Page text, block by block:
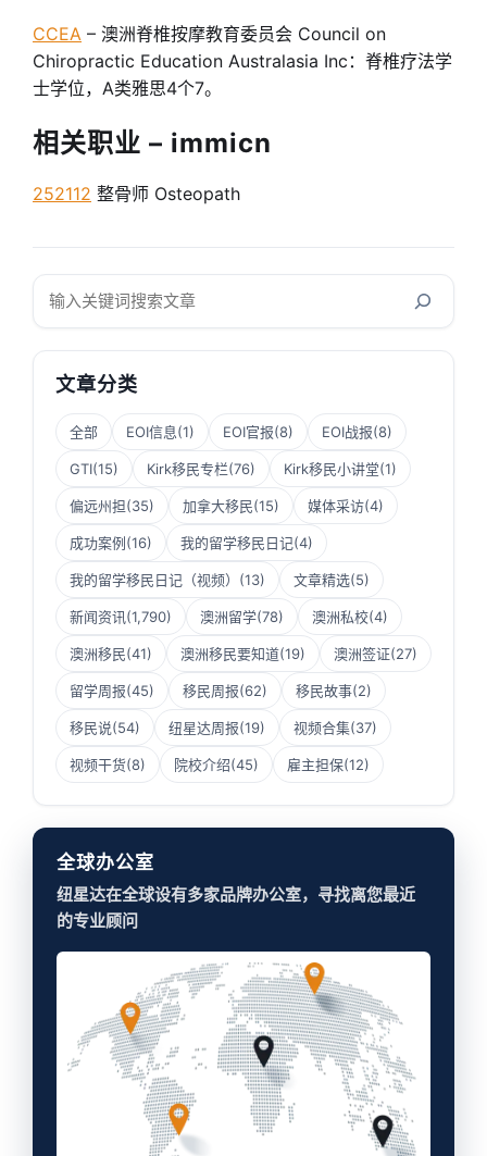
CCEA – 澳洲脊椎按摩教育委员会 Council on
Chiropractic Education Australasia Inc：脊椎疗法学
士学位，A类雅思4个7。
相关职业 – immicn
252112 整骨师 Osteopath
搜
文章分类
全部 EOI信息(1) EOI官报(8) EOI战报(8)
GTI(15) Kirk移民专栏(76) Kirk移民小讲堂(1)
偏远州担(35) 加拿大移民(15) 媒体采访(4)
成功案例(16) 我的留学移民日记(4)
我的留学移民日记（视频） (13) 文章精选(5)
新闻资讯(1,790) 澳洲留学(78) 澳洲私校(4)
澳洲移民(41) 澳洲移民要知道(19) 澳洲签证(27)
留学周报(45) 移民周报(62) 移民故事(2)
移民说(54) 纽星达周报(19) 视频合集(37)
视频干货(8) 院校介绍(45) 雇主担保(12)
全球办公室
纽星达在全球设有多家品牌办公室，寻找离您最近
的专业顾问